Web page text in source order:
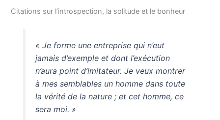
Citations sur l’introspection, la solitude et le bonheur
« Je forme une entreprise qui n’eut
jamais d’exemple et dont l’exécution
n’aura point d’imitateur. Je veux montrer
à mes semblables un homme dans toute
la vérité de la nature ; et cet homme, ce
sera moi. »